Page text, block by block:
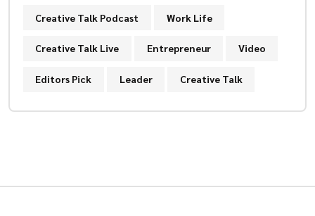
Creative Talk Podcast Work Life
Creative Talk Live Entrepreneur Video
Editors Pick Leader Creative Talk